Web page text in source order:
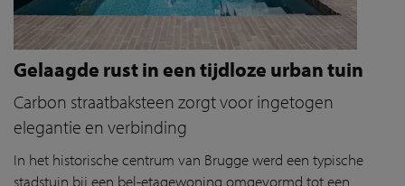
Gelaagde rust in een tijdloze urban tuin
Carbon straatbaksteen zorgt voor ingetogen
elegantie en verbinding
In het historische centrum van Brugge werd een typische
stadstuin bij een bel-etagewoning omgevormd tot een